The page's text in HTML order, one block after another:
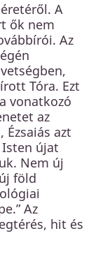
A
ők nem
Az
Tóra. Ezt
vonatkozó
az
Ézsaiás azt
újat
Nem új
föld
Az
hit és